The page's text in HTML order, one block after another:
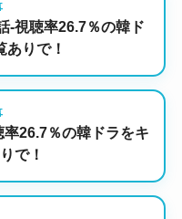
-視聴率26.7％の韓ド
ありで！
26.7％の韓ドラをキ
で！